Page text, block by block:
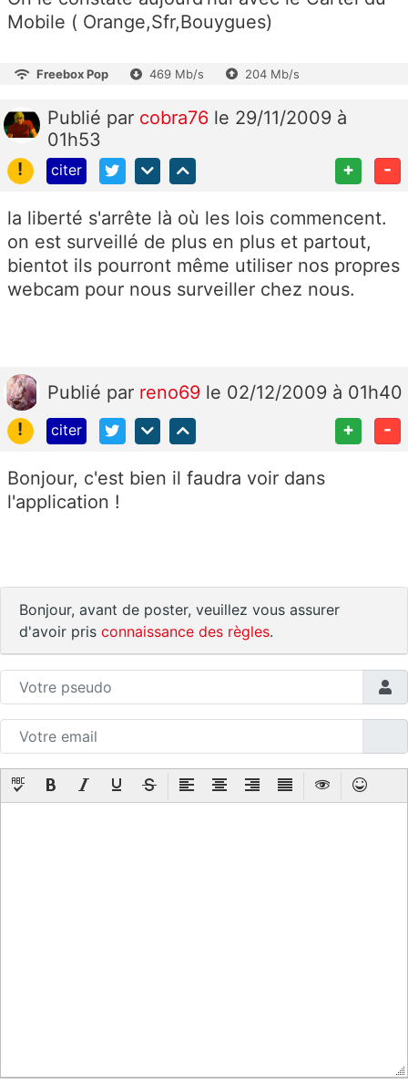
Mobile ( Orange,Sfr,Bouygues)
Freebox Pop 469 Mb/s 204 Mb/s
Publié par cobra76 le 29/11/2009 à
01h53
!
citer + -
la liberté s'arrête là où les lois commencent.
on est surveillé de plus en plus et partout,
bientot ils pourront même utiliser nos propres
webcam pour nous surveiller chez nous.
Publié par reno69 le 02/12/2009 à 01h40
!
citer + -
Bonjour, c'est bien il faudra voir dans
l'application !
Bonjour, avant de poster, veuillez vous assurer
d'avoir pris connaissance des règles.